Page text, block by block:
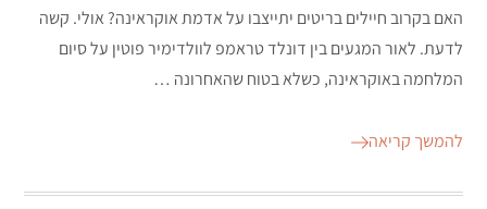
האם בקרוב חיילים בריטים יתייצבו על אדמת אוקראינה? אולי. קשה
לדעת. לאור המגעים בין דונלד טראמפ לוולדימיר פוטין על סיום
המלחמה באוקראינה, כשלא בטוח שהאחרונה …
להמשך קריאה